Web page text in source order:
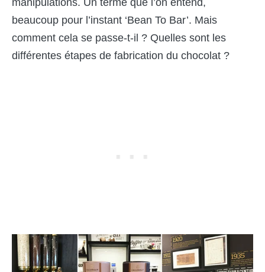
beaucoup pour l’instant ‘Bean To Bar’. Mais
comment cela se passe-t-il ? Quelles sont les
différentes étapes de fabrication du chocolat ?